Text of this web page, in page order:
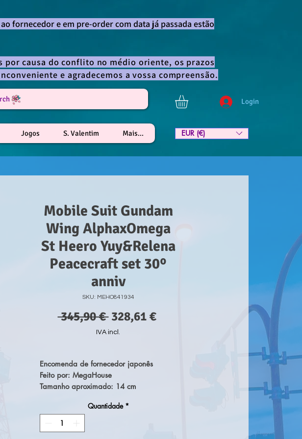
Login
fornecedor e em pre-order com data já passada estão
causa do conflito no médio oriente, os prazos
e agradecemos a vossa compreensão.
Jogos S. Valentim Mais... EUR (€)
Mobile Suit Gundam
Wing AlphaxOmega
St Heero Yuy&Relena
Peacecraft set 30º
anniv
SKU: MEHO841934
345,90 € Preço
normal
328,61 €Preço
IVA incl.
Encomenda de fornecedor japonês
Feito por: MegaHouse
Tamanho aproximado: 14 cm
Mobile Suit Gundam Wing Alpha x
Omega PVC Statue 1/8 Heero Yuy &
Relena Peacecraft Set 30th Anniversary
Quantidade *